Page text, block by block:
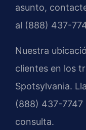
asunto,
al (888) 437-
Nuestra
clientes en los
Spotsylvania.
(888) 437-7747
consulta.